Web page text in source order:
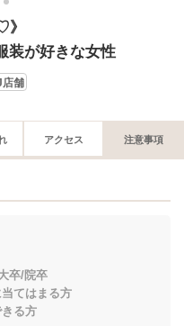
3
装が好きな女性
店舗
アクセス 注意事項
/院卒
まる方
る方